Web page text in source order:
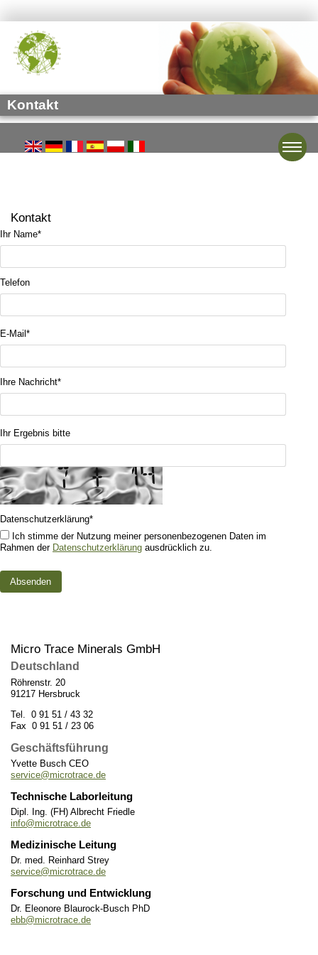
Kontakt
Kontakt
Ihr Name*
Telefon
E-Mail *
Ihre Nachricht*
Ihr Ergebnis bitte
Datenschutzerklärung*
Rahmen der Datenschutzerklärung ausdrücklich zu.
Micro Trace Minerals GmbH
Deutschland
Röhrenstr. 20
91217 Hersbruck
Tel. 0 91 51 / 43 32
Fax 0 91 51 / 23 06
Geschäftsführung
Yvette Busch CEO
service@microtrace.de
Technische Laborleitung
Dipl. Ing. (FH) Albrecht Friedle
info@microtrace.de
Medizinische Leitung
Dr. med. Reinhard Strey
service@microtrace.de
Forschung und Entwicklung
Dr. Eleonore Blaurock-Busch PhD
ebb@microtrace.de